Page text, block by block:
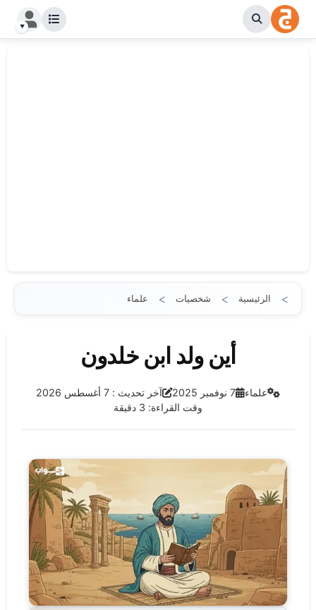
علماء شخصيات الرئيسية
أين ولد ابن خلدون
الفئة:علماءتاريخ النشر:
7 نوفمبر 2025 آخر تحديث:
آخر تحديث : 7 أغسطس 2026
وقت القراءة: 3 دقيقة